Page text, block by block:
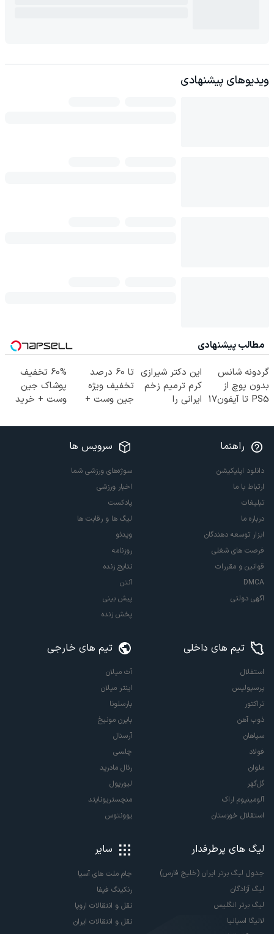
ویدیوهای پیشنهادی
مطالب پیشنهادی
گردونه شانس
بدون پوچ از
PS5 تا آیفون17
این دکتر شیرازی
کرم ترمیم زخم
ایرانی را
تا 60 درصد
تخفیف ویژه
جین وست +
60% تخفیف
پوشاک جین
وست + خرید
راهنما
دانلود اپلیکیشن
ارتباط با ما
تبلیغات
درباره ما
ابزار توسعه دهندگان
فرصت های شغلی
قوانین و مقررات
DMCA
آگهی دولتی
سرویس ها
سوژه‌های ورزشی شما
اخبار ورزشی
پادکست
لیگ ها و رقابت ها
ویدئو
روزنامه
نتایج زنده
آنتن
پیش بینی
پخش زنده
تیم های داخلی
استقلال
پرسپولیس
تراکتور
ذوب آهن
سپاهان
فولاد
ملوان
گل‌گهر
آلومینیوم اراک
استقلال خوزستان
تیم های خارجی
آث میلان
اینتر میلان
بارسلونا
بایرن مونیخ
آرسنال
چلسی
رئال مادرید
لیورپول
منچستریونایتد
یوونتوس
لیگ های پرطرفدار
جدول لیگ برتر ایران (خلیج فارس)
لیگ آزادگان
لیگ برتر انگلیس
لالیگا اسپانیا
سایر
جام ملت های آسیا
رنکینگ فیفا
نقل و انتقالات اروپا
نقل و انتقالات ایران